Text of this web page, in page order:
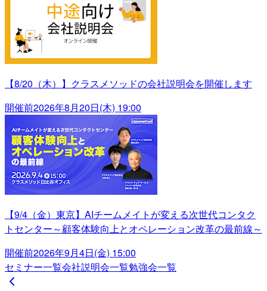
【8/20（木）】クラスメソッドの会社説明会を開催します
開催前2026年8月20日(木) 19:00
【9/4（金）東京】AIチームメイトが変える次世代コンタク
トセンター～顧客体験向上とオペレーション改革の最前線～
開催前2026年9月4日(金) 15:00
セミナー一覧会社説明会一覧勉強会一覧